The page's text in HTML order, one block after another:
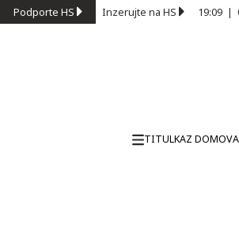
Podporte HS Inzerujte na HS 19:09 |
TITULKAZ DOMOVA